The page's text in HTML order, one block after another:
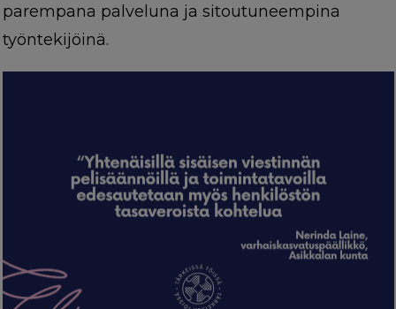
parempana palveluna ja sitoutuneempina
työntekijöinä.